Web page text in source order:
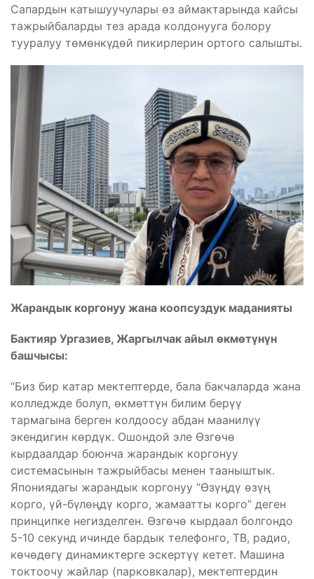
Сапардын катышуучулары өз аймактарында кайсы
тажрыйбаларды тез арада колдонууга болору
тууралуу төмөнкүдөй пикирлерин ортого салышты.
Жарандык коргонуу жана коопсуздук маданияты
Бактияр Ургазиев, Жаргылчак айыл өкмөтүнүн
башчысы:
“Биз бир катар мектептерде, бала бакчаларда жана
колледжде болуп, өкмөттүн билим берүү
тармагына берген колдоосу абдан маанилүү
экендигин көрдүк. Ошондой эле Өзгөчө
кырдаалдар боюнча жарандык коргонуу
системасынын тажрыйбасы менен тааныштык.
Япониядагы жарандык коргонуу “Өзүңдү өзүң
корго, үй-бүлөңдү корго, жамаатты корго” деген
принципке негизделген. Өзгөчө кырдаал болгондо
5-10 секунд ичинде бардык телефонго, ТВ, радио,
көчөдөгү динамиктерге эскертүү кетет. Машина
токтоочу жайлар (парковкалар), мектептердин